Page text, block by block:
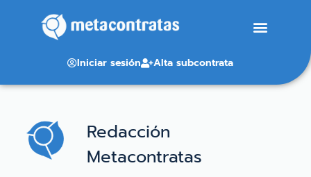
Iniciar sesión Alta subcontrata
Redacción
Metacontratas